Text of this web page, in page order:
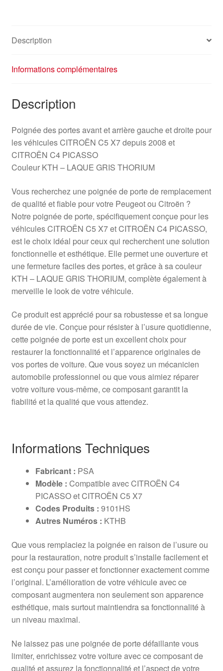
Description
Informations complémentaires
Description
Poignée des portes avant et arrière gauche et droite pour
les véhicules CITROËN C5 X7 depuis 2008 et
CITROËN C4 PICASSO
Couleur KTH – LAQUE GRIS THORIUM
Vous recherchez une poignée de porte de remplacement
de qualité et fiable pour votre Peugeot ou Citroën ?
Notre poignée de porte, spécifiquement conçue pour les
véhicules CITROËN C5 X7 et CITROËN C4 PICASSO,
est le choix idéal pour ceux qui recherchent une solution
fonctionnelle et esthétique. Elle permet une ouverture et
une fermeture faciles des portes, et grâce à sa couleur
KTH – LAQUE GRIS THORIUM, complète également à
merveille le look de votre véhicule.
Ce produit est apprécié pour sa robustesse et sa longue
durée de vie. Conçue pour résister à l’usure quotidienne,
cette poignée de porte est un excellent choix pour
restaurer la fonctionnalité et l’apparence originales de
vos portes de voiture. Que vous soyez un mécanicien
automobile professionnel ou que vous aimiez réparer
votre voiture vous-même, ce composant garantit la
fiabilité et la qualité que vous attendez.
Informations Techniques
Fabricant : PSA
Modèle : Compatible avec CITROËN C4
PICASSO et CITROËN C5 X7
Codes Produits : 9101HS
Autres Numéros : KTHB
Que vous remplaciez la poignée en raison de l’usure ou
pour la restauration, notre produit s’installe facilement et
est conçu pour passer et fonctionner exactement comme
l’original. L’amélioration de votre véhicule avec ce
composant augmentera non seulement son apparence
esthétique, mais surtout maintiendra sa fonctionnalité à
un niveau maximal.
Ne laissez pas une poignée de porte défaillante vous
limiter, enrichissez votre voiture avec ce composant de
qualité et assurez la fonctionnalité et l’aspect de votre